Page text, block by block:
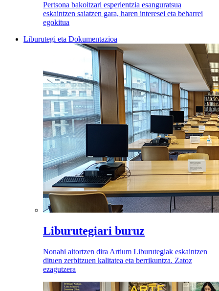
Pertsona bakoitzari esperientzia esanguratsua
eskaintzen saiatzen gara, haren interesei eta beharrei
egokitua
Liburutegi eta Dokumentazioa
Liburutegiari buruz
Nonahi aitortzen dira Artium Liburutegiak eskaintzen
dituen zerbitzuen kalitatea eta berrikuntza. Zatoz
ezagutzera